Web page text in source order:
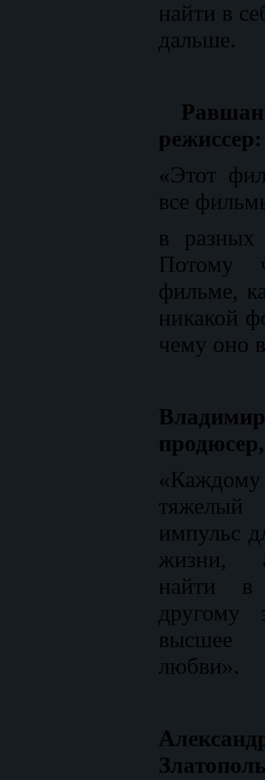
найти в
дальше.
режиссер:
«Этот
все
в разных
фильме,
никакой
чему оно
импульс
жизни,
найти в
другому
любви».